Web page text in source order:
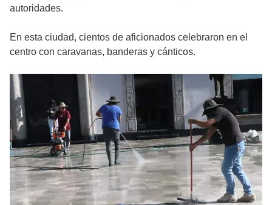
autoridades.
En esta ciudad, cientos de aficionados celebraron en el
centro con caravanas, banderas y cánticos.